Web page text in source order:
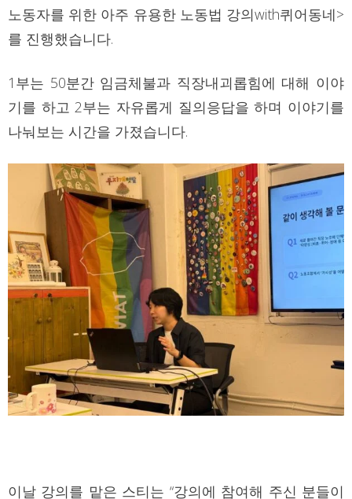
노동자를 위한 아주 유용한 노동법 강의with퀴어동네>
를 진행했습니다.
1부는 50분간 임금체불과 직장내괴롭힘에 대해 이야
기를 하고 2부는 자유롭게 질의응답을 하며 이야기를
나눠보는 시간을 가졌습니다.
이날 강의를 맡은 스티는 “강의에 참여해 주신 분들이